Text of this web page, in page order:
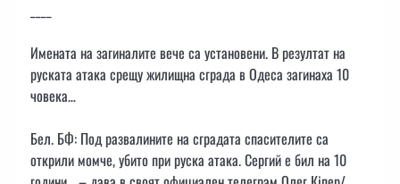
Имената на загиналите вече са установени. В резултат на
руската атака срещу жилищна сграда в Одеса загинаха 10
човека…
Бел. БФ: Под развалините на сградата спасителите са
открили момче, убито при руска атака. Сергий е бил на 10